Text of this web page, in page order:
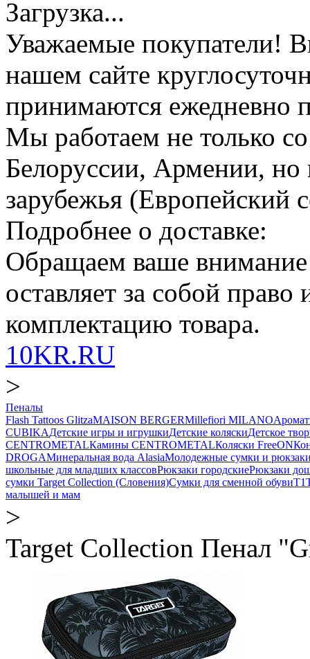
Загрузка...
Уважаемые покупатели!
нашем сайте
принимаются ежедневно
Мы работаем не только
Белоруссии, Армении, но
зарубежья
Подробнее о доставке:
Обращаем ваше внимание
оставляет за собой
комплектацию товара.
10KR.RU
>
Пеналы
Flash Tattoos GlitzaMAISON BERGERMillefiori MILANO
CUBIKAДетские игры и игрушкиДетские коляскиДетское
CENTROMETALКамины CENTROMETALКоляски FreeON
DROGAМинеральная вода AlasiaМолодежные сумки и
школьные для младших классовРюкзаки городскиеРюкзаки
сумки Target Collection (Словения)Сумки для сменной обувиТ1
малышей и мам
>
Target Collection Пенал